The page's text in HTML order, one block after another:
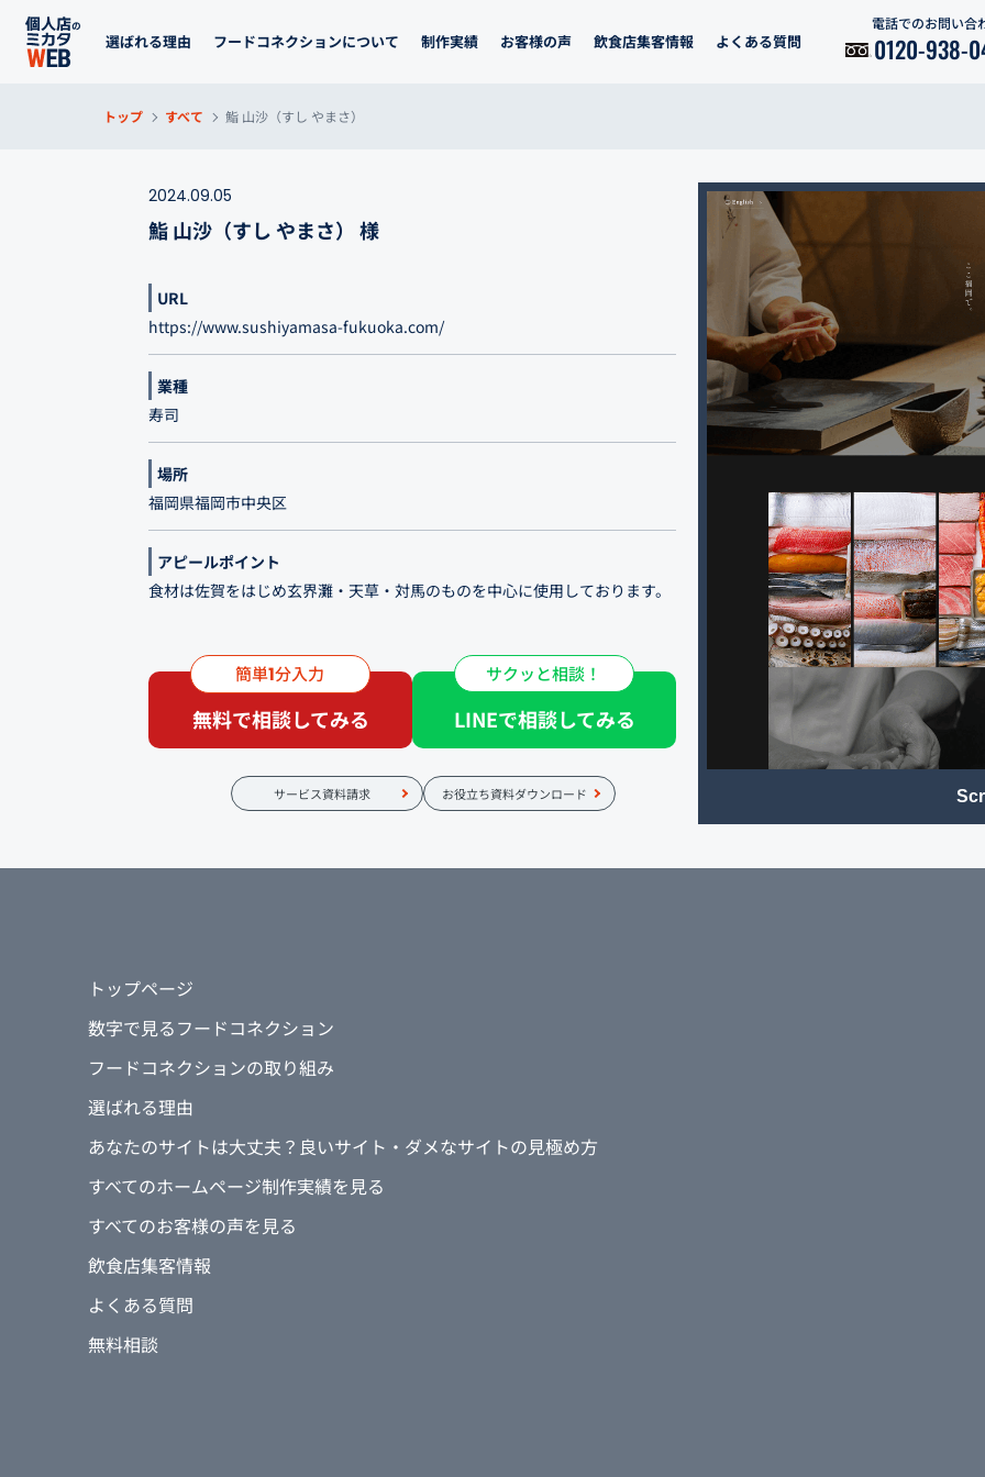
選ばれる理由 フードコネクションについて 制作実績 お客様の声 飲食店集客情報 よくある質問
電話でのお問い合
0120-938-
トップ すべて 鮨 山沙（すし やまさ）
2024.09.05
鮨 山沙（すし やまさ） 様
URL
https://www.sushiyamasa-fukuoka.com/
業種
寿司
場所
福岡県福岡市中央区
アピールポイント
食材は佐賀をはじめ玄界灘・天草・対馬のものを中心に使用しております。
長年のお付き合いの信頼を置く漁師様から。 こうして手に入れた質の良い魚
を江戸前の技術で、工夫と一手間を加えつつ独創性溢れる寿司に仕上げま
す。 〝ミシュランプレート〟を獲得した佐賀市の「山沙商店 すし芳」を引
継ぎ、新たなスタートを切らせていただきました。
簡単1分入力
無料で相談してみる
サクッと相談！
LINEで相談してみる
サービス資料請求 お役立ち資料ダウンロード
トップページ
数字で見るフードコネクション
フードコネクションの取り組み
選ばれる理由
あなたのサイトは大丈夫？良いサイト・ダメなサイトの見極め方
すべてのホームページ制作実績を見る
すべてのお客様の声を見る
飲食店集客情報
よくある質問
無料相談